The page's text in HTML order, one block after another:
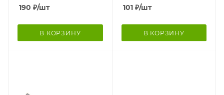
190 ₽/шт
В КОРЗИНУ
101₽/шт
В КОРЗИНУ